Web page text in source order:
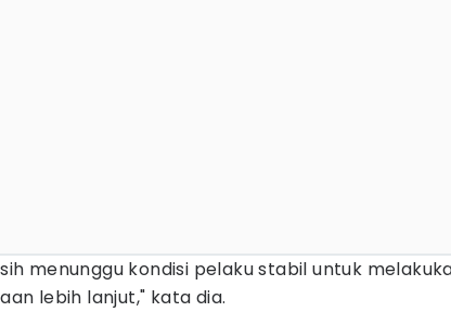
menunggu kondisi pelaku stabil untuk
lebih lanjut," kata dia.